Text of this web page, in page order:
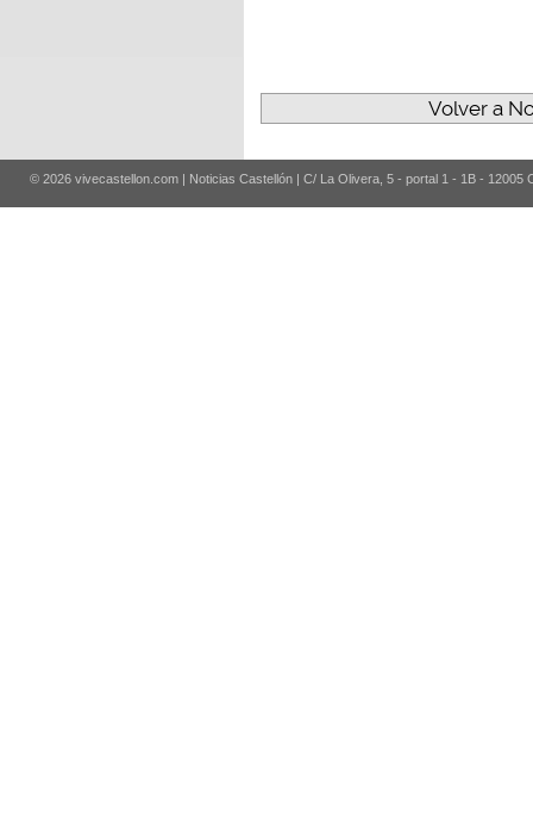
Volver a
© 2026 vivecastellon.com | Noticias Castellón | C/ La Olivera, 5 - portal 1 - 1B - 12005